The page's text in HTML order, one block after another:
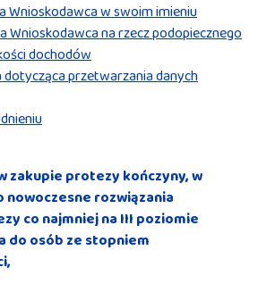
Wnioskodawca w swoim imieniu
Wnioskodawca na rzecz podopiecznego
dochodów
przetwarzania danych
zakupie protezy kończyny, w
rozwiązania
co najmniej na III poziomie
do osób ze stopniem